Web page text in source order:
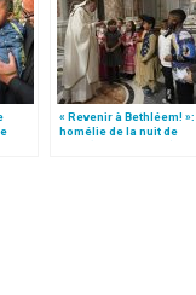
« Revenir à Bethléem! »:
homélie de la nuit de
Noël (texte complet)